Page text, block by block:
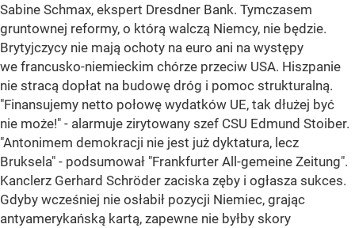
Sabine Schmax, ekspert Dresdner Bank. Tymczasem
gruntownej reformy, o którą walczą Niemcy, nie będzie.
Brytyjczycy nie mają ochoty na euro ani na występy
we francusko-niemieckim chórze przeciw USA. Hiszpanie
nie stracą dopłat na budowę dróg i pomoc strukturalną.
"Finansujemy netto połowę wydatków UE, tak dłużej być
nie może!" - alarmuje zirytowany szef CSU Edmund Stoiber.
"Antonimem demokracji nie jest już dyktatura, lecz
Bruksela" - podsumował "Frankfurter All-gemeine Zeitung".
Kanclerz Gerhard Schröder zaciska zęby i ogłasza sukces.
Gdyby wcześniej nie osłabił pozycji Niemiec, grając
antyamerykańską kartą, zapewne nie byłby skory